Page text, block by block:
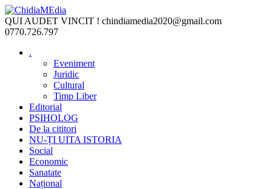
Skip
to
content
QUI AUDET VINCIT ! chindiamedia2020@gmail.com
0770.726.797
.
Eveniment
Juridic
Cultural
Timp Liber
Editorial
PSIHOLOG
De la cititori
NU-ȚI UITA ISTORIA
Social
Economic
Sanatate
Național